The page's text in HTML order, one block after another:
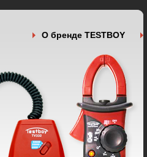
О бренде TESTBOY